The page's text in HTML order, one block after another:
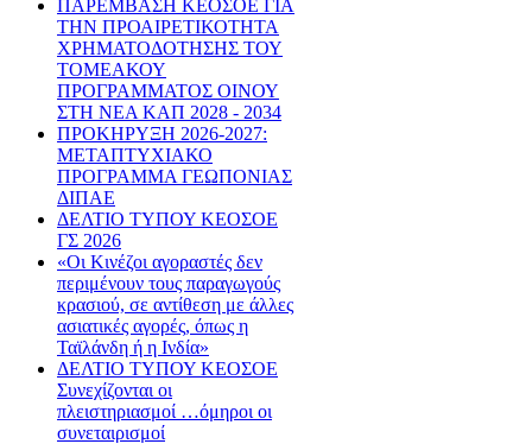
ΠΑΡΕΜΒΑΣΗ ΚΕΟΣΟΕ ΓΙΑ
ΤΗΝ ΠΡΟΑΙΡΕΤΙΚΟΤΗΤΑ
ΧΡΗΜΑΤΟΔΟΤΗΣΗΣ ΤΟΥ
ΤΟΜΕΑΚΟΥ
ΠΡΟΓΡΑΜΜΑΤΟΣ ΟΙΝΟΥ
ΣΤΗ ΝΕΑ ΚΑΠ 2028 - 2034
ΠΡΟΚΗΡΥΞΗ 2026-2027:
ΜΕΤΑΠΤΥΧΙΑΚΟ
ΠΡΟΓΡΑΜΜΑ ΓΕΩΠΟΝΙΑΣ
ΔΙΠΑΕ
ΔΕΛΤΙΟ ΤΥΠΟΥ ΚΕΟΣΟΕ
ΓΣ 2026
«Οι Κινέζοι αγοραστές δεν
περιμένουν τους παραγωγούς
κρασιού, σε αντίθεση με άλλες
ασιατικές αγορές, όπως η
Ταϊλάνδη ή η Ινδία»
ΔΕΛΤΙΟ ΤΥΠΟΥ ΚΕΟΣΟΕ
Συνεχίζονται οι
πλειστηριασμοί …όμηροι οι
συνεταιρισμοί